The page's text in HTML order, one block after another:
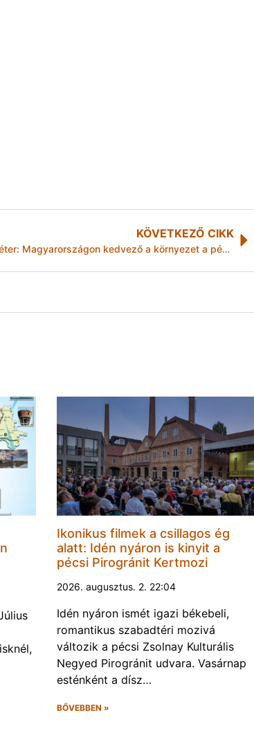
KÖVETKEZŐ CIKK
Szijjártó Péter: Magyarországon kedvező a környezet a pénzügyi technológiai cégek növekedéséhez
Ikonikus filmek a csillagos ég
alatt: Idén nyáron is kinyit a
pécsi Pirogránit Kertmozi
2026. augusztus. 2. 22:04
Idén nyáron ismét igazi békebeli,
romantikus szabadtéri mozivá
változik a pécsi Zsolnay Kulturális
Negyed Pirogránit udvara. Vasárnap
esténként a dísz…
BŐVEBBEN »